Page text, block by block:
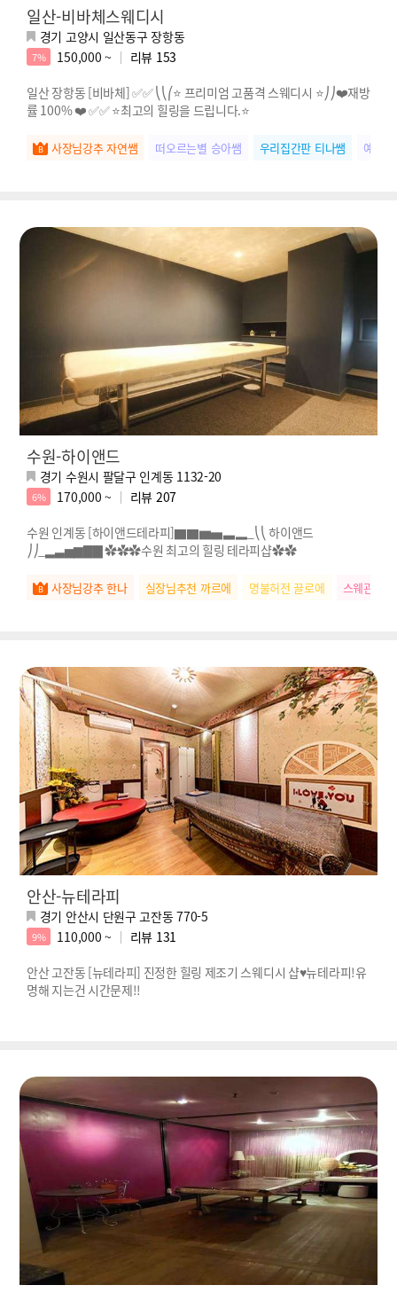
일산-비바체스웨디시
경기 고양시 일산동구 장항동
7% 150,000 ~ 리뷰 153
일산 장항동 [비바체] ✅✅ ⎝⎝⎛⭐️ 프리미엄 고품격 스웨디시 ⭐️⎠⎠❤️재방
률 100% ❤️ ✅✅ ⭐️최고의 힐링을 드립니다.⭐️
사장님강추 자연쌤 떠오르는별 승아쌤 우리집간판 티나쌤 예약1
수원-하이앤드
경기 수원시 팔달구 인계동 1132-20
6% 170,000 ~ 리뷰 207
수원 인계동 [하이앤드테라피]▇▇▆▅▃▂_⎝⎝ 하이앤드
⎠⎠_▂▃▅▆▇▇ ✿✿✿수원 최고의 힐링 테라피샵✿✿
사장님강추 한나 실장님추천 까르에 명불허전 끌로에 스웨관리
안산-뉴테라피
경기 안산시 단원구 고잔동 770-5
9% 110,000 ~ 리뷰 131
안산 고잔동 [뉴테라피] 진정한 힐링 제조기 스웨디시 샵♥뉴테라피!유
명해 지는건 시간문제!!